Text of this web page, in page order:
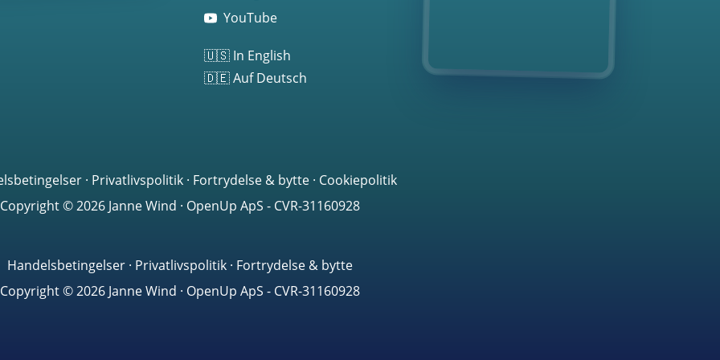
YouTube
🇺🇸 In English
🇩🇪 Auf Deutsch
· Privatlivspolitik· Fortrydelse & bytte· Cookiepolitik
Copyright © 2026 Janne Wind · OpenUp ApS - CVR-31160928
Handelsbetingelser · Privatlivspolitik · Fortrydelse & bytte
Copyright © 2026 Janne Wind · OpenUp ApS - CVR-31160928